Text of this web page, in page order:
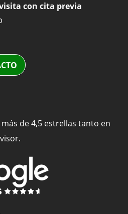
con cita previa
de 4,5 estrellas tanto en